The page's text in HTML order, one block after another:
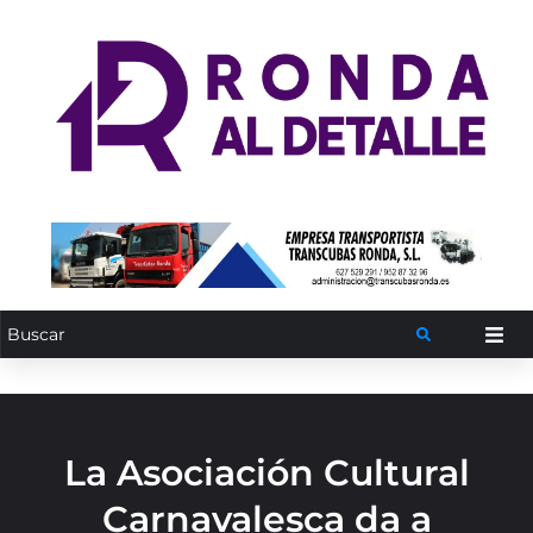
La Asociación Cultural
Carnavalesca da a